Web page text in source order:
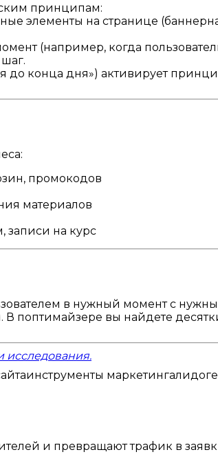
принципам:
элементы на странице
(например, когда
до конца дня») активирует
промокодов
материалов
записи на курс
в нужный момент с
поптимайзере вы найдете
исследования.
инструменты маркетинга
и превращают трафик в